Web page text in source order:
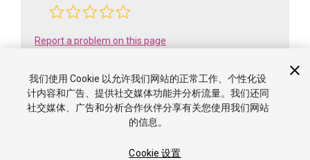
Report a problem on this page
我们使用 Cookie 以允许我们网站的正常工作、个性化设
计内容和广告、提供社交媒体功能并分析流量。我们还同
社交媒体、广告和分析合作伙伴分享有关您使用我们网站
的信息。
Cookie 设置